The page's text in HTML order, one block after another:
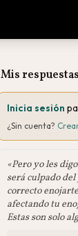
Mis respuestas
Inicia sesión
¿Sin cuenta?
«Pero yo les
será culpado del
correcto
afectando tu
Estas son solo